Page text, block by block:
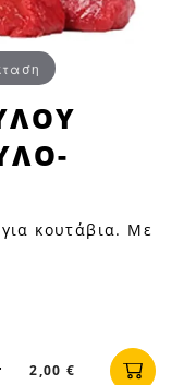
κουτάβια. Με
2,00 €